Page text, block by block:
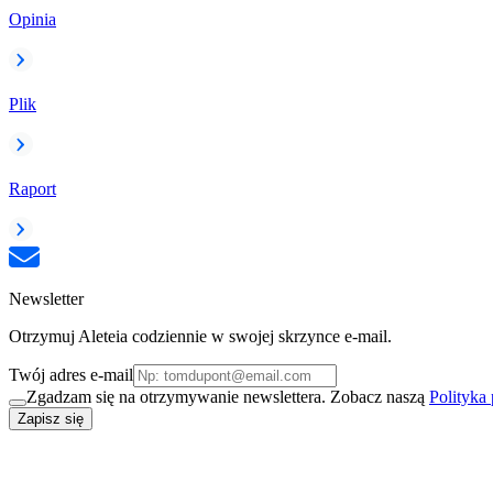
Opinia
Plik
Raport
Newsletter
Otrzymuj Aleteia codziennie w swojej skrzynce e-mail.
Twój adres e-mail
Zgadzam się na otrzymywanie newslettera. Zobacz naszą Polityka
Zapisz się